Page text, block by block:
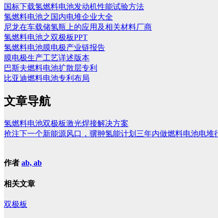
国标下载氢燃料电池发动机性能试验方法
氢燃料电池之国内电堆企业大全
尼龙在车载储氢瓶上的应用及相关材料厂商
氢燃料电池之双极板PPT
氢燃料电池膜电极产业链报告
膜电极生产工艺详述版本
巴斯夫燃料电池扩散层专利
比亚迪燃料电池专利布局
文章导航
氢燃料电池双极板激光焊接解决方案
抢注下一个新能源风口，骥翀氢能计划三年内做燃料电池电堆
作者 ab, ab
相关文章
双极板